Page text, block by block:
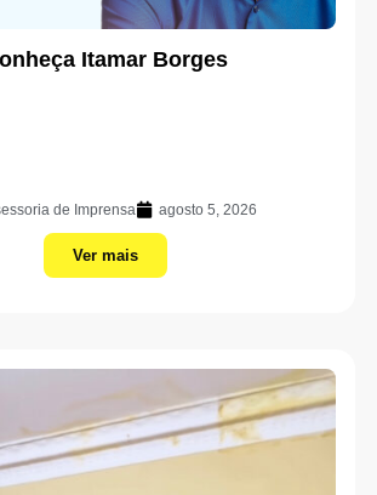
Itamar Borges
de Imprensa agosto 5, 2026
Ver mais